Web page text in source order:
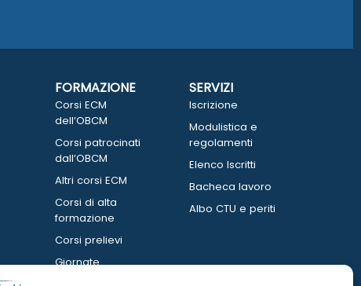
FORMAZIONE
Corsi ECM
dell’OBCM
Corsi patrocinati
dall’OBCM
Altri corsi ECM
Corsi di alta
formazione
Corsi prelievi
Giornate
SERVIZI
Iscrizione
Modulistica e
regolamenti
Elenco Iscritti
Bacheca lavoro
Albo CTU e periti